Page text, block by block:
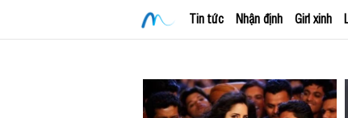
Tin tức Nhận định Girl xinh